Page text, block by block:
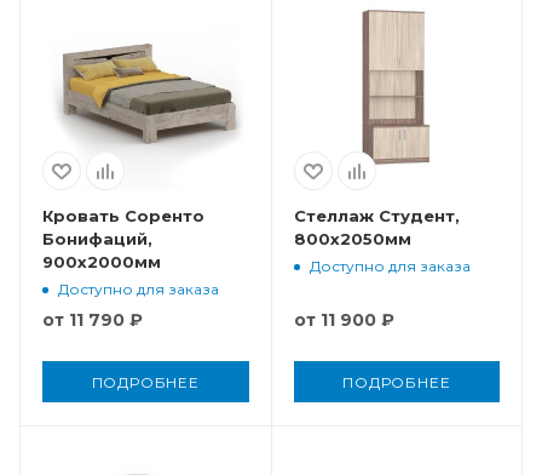
Кровать Соренто
Бонифаций,
900x2000мм
Доступно для заказа
от 11 790 ₽
ПОДРОБНЕЕ
Стеллаж Студент,
800x2050мм
Доступно для заказа
от 11 900 ₽
ПОДРОБНЕЕ